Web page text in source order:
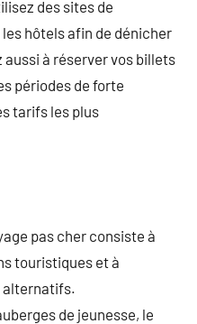
des sites de
hôtels afin de dénicher
à réserver vos billets
périodes de forte
tarifs les plus
pas cher consiste à
touristiques et à
alternatifs.
de jeunesse, le